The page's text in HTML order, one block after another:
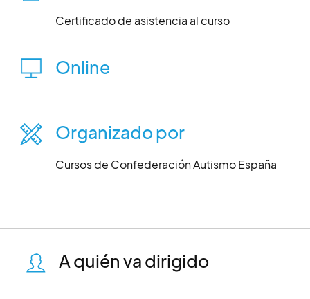
Certificado de asistencia al curso
Online
Organizado por
Cursos de Confederación Autismo España
A quién va dirigido